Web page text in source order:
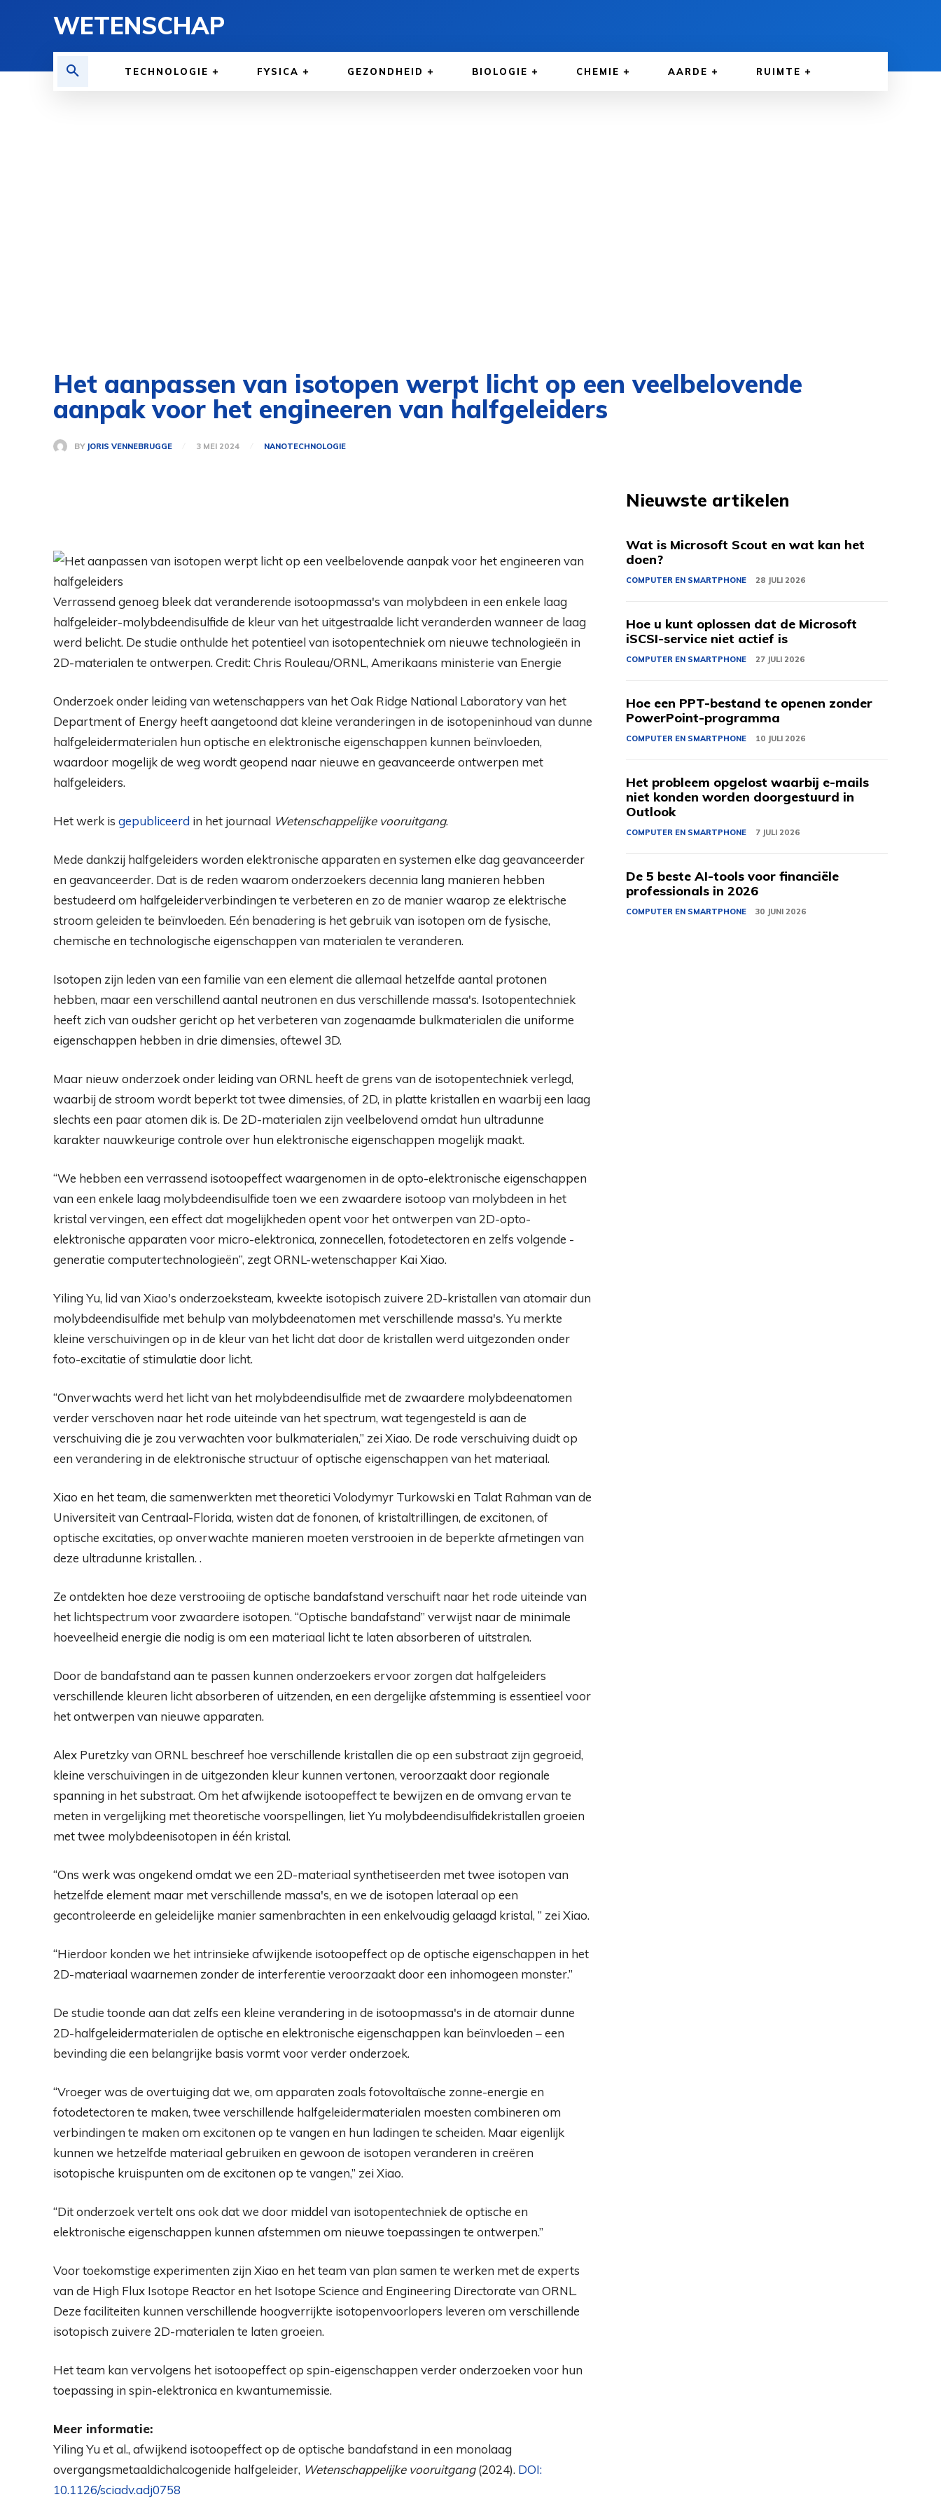
WETENSCHAP
TECHNOLOGIE FYSICA GEZONDHEID BIOLOGIE CHEMIE AARDE RUIMTE
Het aanpassen van isotopen werpt licht op een veelbelovende
aanpak voor het engineeren van halfgeleiders
BY JORIS VENNEBRUGGE 3 MEI 2024 NANOTECHNOLOGIE
Verrassend genoeg bleek dat veranderende isotoopmassa's van molybdeen in een enkele laag
halfgeleider-molybdeendisulfide de kleur van het uitgestraalde licht veranderden wanneer de laag
werd belicht. De studie onthulde het potentieel van isotopentechniek om nieuwe technologieën in
2D-materialen te ontwerpen. Credit: Chris Rouleau/ORNL, Amerikaans ministerie van Energie
Onderzoek onder leiding van wetenschappers van het Oak Ridge National Laboratory van het
Department of Energy heeft aangetoond dat kleine veranderingen in de isotopeninhoud van dunne
halfgeleidermaterialen hun optische en elektronische eigenschappen kunnen beïnvloeden,
waardoor mogelijk de weg wordt geopend naar nieuwe en geavanceerde ontwerpen met
halfgeleiders.
Het werk is gepubliceerd in het journaal Wetenschappelijke vooruitgang.
Mede dankzij halfgeleiders worden elektronische apparaten en systemen elke dag geavanceerder
en geavanceerder. Dat is de reden waarom onderzoekers decennia lang manieren hebben
bestudeerd om halfgeleiderverbindingen te verbeteren en zo de manier waarop ze elektrische
stroom geleiden te beïnvloeden. Eén benadering is het gebruik van isotopen om de fysische,
chemische en technologische eigenschappen van materialen te veranderen.
Isotopen zijn leden van een familie van een element die allemaal hetzelfde aantal protonen
hebben, maar een verschillend aantal neutronen en dus verschillende massa's. Isotopentechniek
heeft zich van oudsher gericht op het verbeteren van zogenaamde bulkmaterialen die uniforme
eigenschappen hebben in drie dimensies, oftewel 3D.
Maar nieuw onderzoek onder leiding van ORNL heeft de grens van de isotopentechniek verlegd,
waarbij de stroom wordt beperkt tot twee dimensies, of 2D, in platte kristallen en waarbij een laag
slechts een paar atomen dik is. De 2D-materialen zijn veelbelovend omdat hun ultradunne
karakter nauwkeurige controle over hun elektronische eigenschappen mogelijk maakt.
“We hebben een verrassend isotoopeffect waargenomen in de opto-elektronische eigenschappen
van een enkele laag molybdeendisulfide toen we een zwaardere isotoop van molybdeen in het
kristal vervingen, een effect dat mogelijkheden opent voor het ontwerpen van 2D-opto-
elektronische apparaten voor micro-elektronica, zonnecellen, fotodetectoren en zelfs volgende -
generatie computertechnologieën”, zegt ORNL-wetenschapper Kai Xiao.
Yiling Yu, lid van Xiao's onderzoeksteam, kweekte isotopisch zuivere 2D-kristallen van atomair dun
molybdeendisulfide met behulp van molybdeenatomen met verschillende massa's. Yu merkte
kleine verschuivingen op in de kleur van het licht dat door de kristallen werd uitgezonden onder
foto-excitatie of stimulatie door licht.
“Onverwachts werd het licht van het molybdeendisulfide met de zwaardere molybdeenatomen
verder verschoven naar het rode uiteinde van het spectrum, wat tegengesteld is aan de
verschuiving die je zou verwachten voor bulkmaterialen,” zei Xiao. De rode verschuiving duidt op
een verandering in de elektronische structuur of optische eigenschappen van het materiaal.
Xiao en het team, die samenwerkten met theoretici Volodymyr Turkowski en Talat Rahman van de
Universiteit van Centraal-Florida, wisten dat de fononen, of kristaltrillingen, de excitonen, of
optische excitaties, op onverwachte manieren moeten verstrooien in de beperkte afmetingen van
deze ultradunne kristallen. .
Ze ontdekten hoe deze verstrooiing de optische bandafstand verschuift naar het rode uiteinde van
het lichtspectrum voor zwaardere isotopen. “Optische bandafstand” verwijst naar de minimale
hoeveelheid energie die nodig is om een ​​materiaal licht te laten absorberen of uitstralen.
Door de bandafstand aan te passen kunnen onderzoekers ervoor zorgen dat halfgeleiders
verschillende kleuren licht absorberen of uitzenden, en een dergelijke afstemming is essentieel voor
het ontwerpen van nieuwe apparaten.
Alex Puretzky van ORNL beschreef hoe verschillende kristallen die op een substraat zijn gegroeid,
kleine verschuivingen in de uitgezonden kleur kunnen vertonen, veroorzaakt door regionale
spanning in het substraat. Om het afwijkende isotoopeffect te bewijzen en de omvang ervan te
meten in vergelijking met theoretische voorspellingen, liet Yu molybdeendisulfidekristallen groeien
met twee molybdeenisotopen in één kristal.
“Ons werk was ongekend omdat we een 2D-materiaal synthetiseerden met twee isotopen van
hetzelfde element maar met verschillende massa's, en we de isotopen lateraal op een
gecontroleerde en geleidelijke manier samenbrachten in een enkelvoudig gelaagd kristal, ” zei Xiao.
“Hierdoor konden we het intrinsieke afwijkende isotoopeffect op de optische eigenschappen in het
2D-materiaal waarnemen zonder de interferentie veroorzaakt door een inhomogeen monster.”
De studie toonde aan dat zelfs een kleine verandering in de isotoopmassa's in de atomair dunne
2D-halfgeleidermaterialen de optische en elektronische eigenschappen kan beïnvloeden – een
bevinding die een belangrijke basis vormt voor verder onderzoek.
“Vroeger was de overtuiging dat we, om apparaten zoals fotovoltaïsche zonne-energie en
fotodetectoren te maken, twee verschillende halfgeleidermaterialen moesten combineren om
verbindingen te maken om excitonen op te vangen en hun ladingen te scheiden. Maar eigenlijk
kunnen we hetzelfde materiaal gebruiken en gewoon de isotopen veranderen in creëren
isotopische kruispunten om de excitonen op te vangen,” zei Xiao.
“Dit onderzoek vertelt ons ook dat we door middel van isotopentechniek de optische en
elektronische eigenschappen kunnen afstemmen om nieuwe toepassingen te ontwerpen.”
Voor toekomstige experimenten zijn Xiao en het team van plan samen te werken met de experts
van de High Flux Isotope Reactor en het Isotope Science and Engineering Directorate van ORNL.
Deze faciliteiten kunnen verschillende hoogverrijkte isotopenvoorlopers leveren om verschillende
isotopisch zuivere 2D-materialen te laten groeien.
Het team kan vervolgens het isotoopeffect op spin-eigenschappen verder onderzoeken voor hun
toepassing in spin-elektronica en kwantumemissie.
Meer informatie:
Yiling Yu et al., afwijkend isotoopeffect op de optische bandafstand in een monolaag
overgangsmetaaldichalcogenide halfgeleider, Wetenschappelijke vooruitgang(2024). DOI:
10.1126/sciadv.adj0758
Nieuwste artikelen
Wat is Microsoft Scout en wat kan het
doen?
COMPUTER EN SMARTPHONE 28 JULI 2026
Hoe u kunt oplossen dat de Microsoft
iSCSI-service niet actief is
COMPUTER EN SMARTPHONE 27 JULI 2026
Hoe een PPT-bestand te openen zonder
PowerPoint-programma
COMPUTER EN SMARTPHONE 10 JULI 2026
Het probleem opgelost waarbij e-mails
niet konden worden doorgestuurd in
Outlook
COMPUTER EN SMARTPHONE 7 JULI 2026
De 5 beste AI-tools voor financiële
professionals in 2026
COMPUTER EN SMARTPHONE 30 JUNI 2026